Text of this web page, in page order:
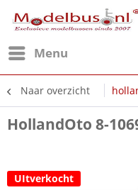
Menu
Naar overzicht
HollandOto 8-
UItverkocht